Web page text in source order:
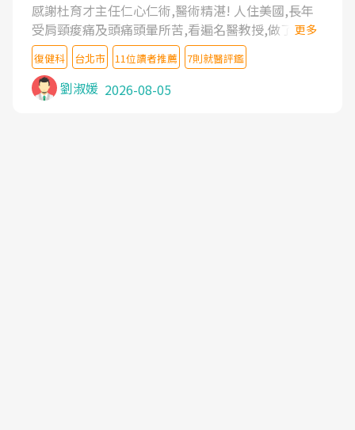
感謝杜育才主任仁心仁術,醫術精湛! 人住美國,長年
受肩頸痠痛及頭痛頭暈所苦,看遍名醫教授,做了各種
檢查,也嘗試過西醫打針,中醫針灸及物理徒手治療都
沒有用,後來連吃到嗎啡類止痛藥都效果有限,只是壓
症狀,沒多久就痛起來,多年失眠嚴重影響生活品質.
台灣親友介紹忠孝醫院杜育才主任是頸頭症候群專
更多
復健科 台北市 11位讀者推薦 7則就醫評鑑
劉淑媛 2026-08-05